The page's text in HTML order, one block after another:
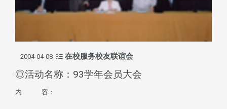
2004-04-08 在校服务校友联谊会
◎活动名称：93学年会员大会
内 容：